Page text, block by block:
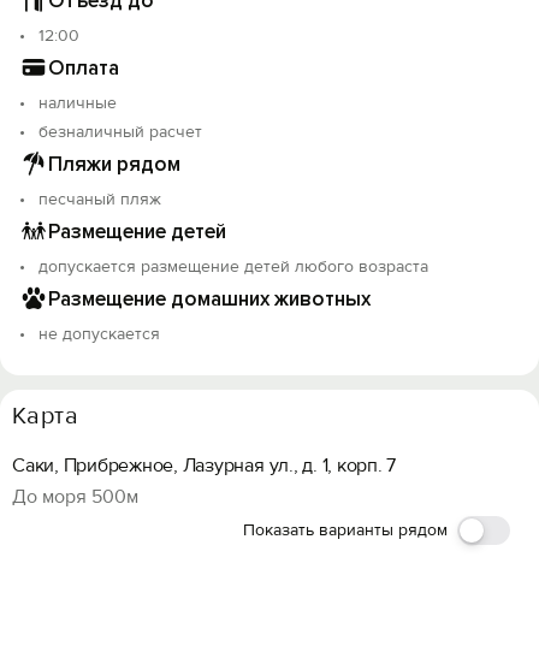
12:00
Оплата
наличные
безналичный расчет
Пляжи рядом
песчаный пляж
Размещение детей
допускается размещение детей любого возраста
Размещение домашних животных
не допускается
Карта
Саки, Прибрежное, Лазурная ул., д. 1, корп. 7
До моря 500м
Показать варианты рядом